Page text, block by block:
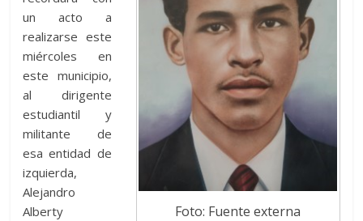
Foto: Fuente externa
un acto a
realizarse este
miércoles en
este municipio,
al dirigente
estudiantil y
militante de
esa entidad de
izquierda,
Alejandro
Alberty